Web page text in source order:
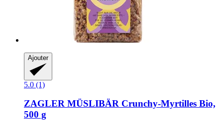
Ajouter
5.0 (1)
ZAGLER MÜSLIBÄR Crunchy-​Myrtilles Bio,
500 g